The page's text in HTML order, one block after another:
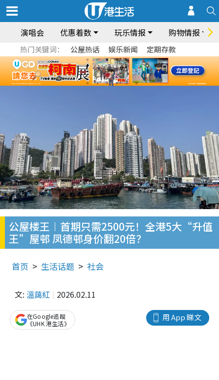
演唱会 优惠着数 玩乐情报 购物情报
热门关键词： 公屋热话 娱乐新闻 定期存款
公屋楼王︱首期只需2500元！全港5大“升值
王”屋邨 凤德邨身价翻20倍？
首页 生活话题 社会
文: 溫藹紅 2026.02.11
用 App 睇文
在Google追蹤
《UHK 港生活》